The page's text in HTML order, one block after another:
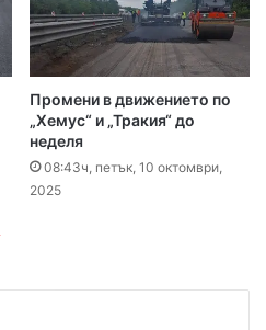
Промени в движението по
„Хемус“ и „Тракия“ до
неделя
08:43ч, петък, 10 октомври,
2025